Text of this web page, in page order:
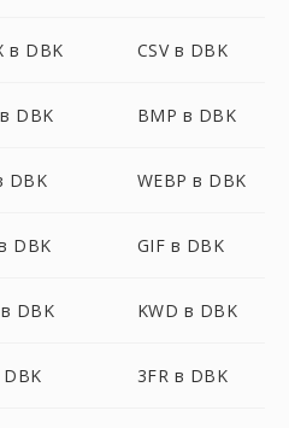
в DBK CSV в DBK
в DBK BMP в DBK
DBK WEBP в DBK
DBK GIF в DBK
DBK KWD в DBK
3FR в DBK